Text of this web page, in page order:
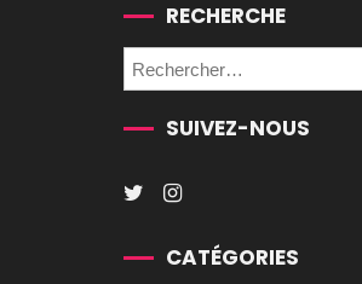
RECHERCHE
SUIVEZ-NOUS
CATÉGORIES